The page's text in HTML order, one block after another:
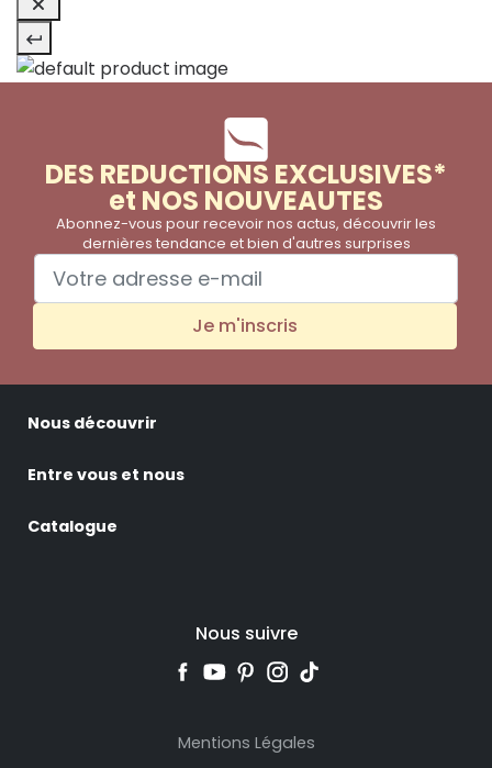
DES REDUCTIONS EXCLUSIVES*
et NOS NOUVEAUTES
Abonnez-vous pour recevoir nos actus, découvrir les
dernières tendance et bien d'autres surprises
Je m'inscris
Nous découvrir
Entre vous et nous
Catalogue
Nous suivre
Mentions Légales